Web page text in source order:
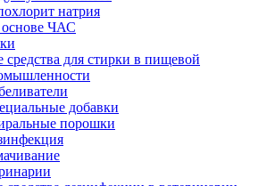
натрия
ЧАС
средства для стирки в пищевой
добавки
порошки